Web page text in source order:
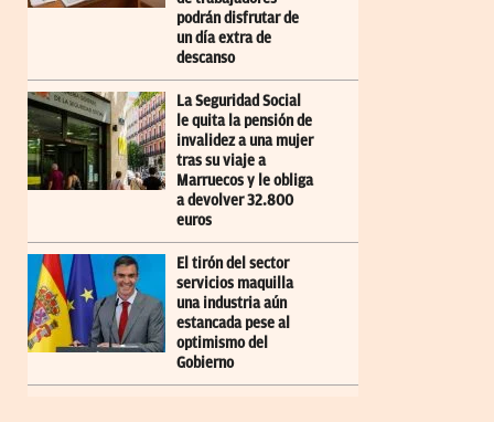
podrán disfrutar de
un día extra de
descanso
La Seguridad Social
le quita la pensión de
invalidez a una mujer
tras su viaje a
Marruecos y le obliga
a devolver 32.800
euros
El tirón del sector
servicios maquilla
una industria aún
estancada pese al
optimismo del
Gobierno